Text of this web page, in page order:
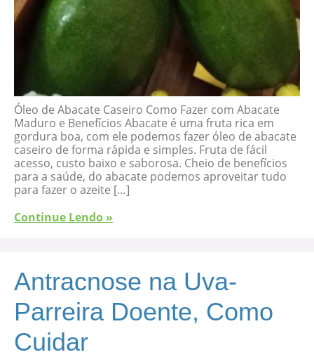
Óleo de Abacate Caseiro Como Fazer com Abacate
Maduro e Benefícios Abacate é uma fruta rica em
gordura boa, com ele podemos fazer óleo de abacate
caseiro de forma rápida e simples. Fruta de fácil
acesso, custo baixo e saborosa. Cheio de benefícios
para a saúde, do abacate podemos aproveitar tudo
para fazer o azeite […]
Continue Lendo »
Antracnose na Uva-
Parreira Doente, Como
Cuidar